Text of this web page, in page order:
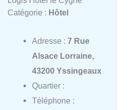
Catégorie : Hôtel
Adresse : 7 Rue
Alsace Lorraine,
43200 Yssingeaux
Quartier :
Téléphone :